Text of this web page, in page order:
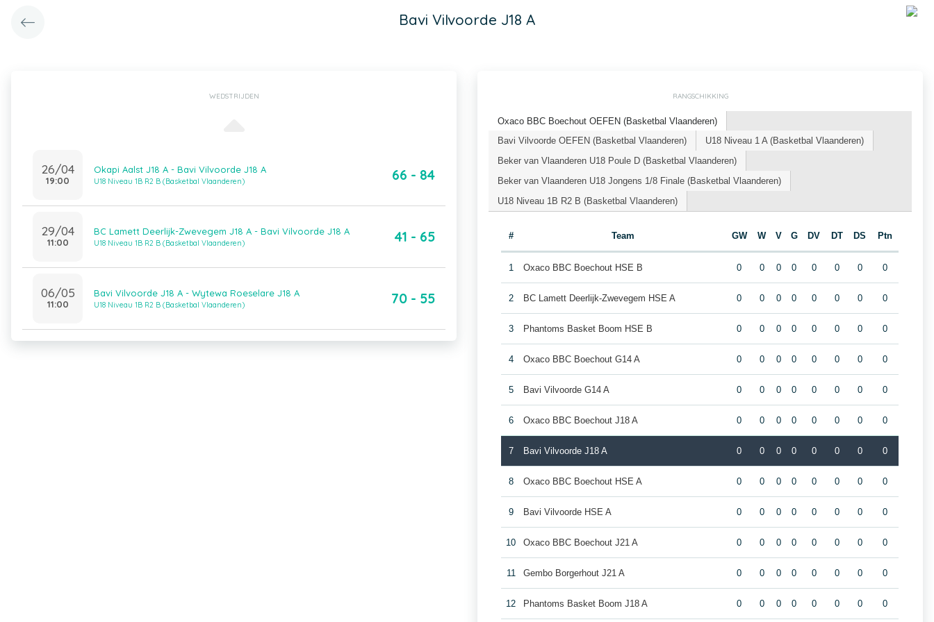
Bavi Vilvoorde J18 A
WEDSTRIJDEN
26/04
19:00
Okapi Aalst J18 A - Bavi Vilvoorde J18 A
U18 Niveau 1B R2 B (Basketbal Vlaanderen) 66 - 84
29/04
11:00
BC Lamett Deerlijk-Zwevegem J18 A - Bavi Vilvoorde J18 A
U18 Niveau 1B R2 B (Basketbal Vlaanderen) 41 - 65
06/05
11:00
Bavi Vilvoorde J18 A - Wytewa Roeselare J18 A
U18 Niveau 1B R2 B (Basketbal Vlaanderen) 70 - 55
RANGSCHIKKING
Oxaco BBC Boechout OEFEN (Basketbal Vlaanderen)
Bavi Vilvoorde OEFEN (Basketbal Vlaanderen)
U18 Niveau 1 A (Basketbal Vlaanderen)
Beker van Vlaanderen U18 Poule D (Basketbal Vlaanderen)
Beker van Vlaanderen U18 Jongens 1/8 Finale (Basketbal Vlaanderen)
U18 Niveau 1B R2 B (Basketbal Vlaanderen)
# Team GW W V G DV DT DS Ptn
1 Oxaco BBC Boechout HSE B 0 0 0 0 0 0 0 0
2 BC Lamett Deerlijk-Zwevegem HSE A 0 0 0 0 0 0 0 0
3 Phantoms Basket Boom HSE B 0 0 0 0 0 0 0 0
4 Oxaco BBC Boechout G14 A 0 0 0 0 0 0 0 0
5 Bavi Vilvoorde G14 A 0 0 0 0 0 0 0 0
6 Oxaco BBC Boechout J18 A 0 0 0 0 0 0 0 0
7 Bavi Vilvoorde J18 A 0 0 0 0 0 0 0 0
8 Oxaco BBC Boechout HSE A 0 0 0 0 0 0 0 0
9 Bavi Vilvoorde HSE A 0 0 0 0 0 0 0 0
10 Oxaco BBC Boechout J21 A 0 0 0 0 0 0 0 0
11 Gembo Borgerhout J21 A 0 0 0 0 0 0 0 0
12 Phantoms Basket Boom J18 A 0 0 0 0 0 0 0 0